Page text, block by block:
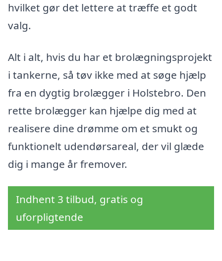
hvilket gør det lettere at træffe et godt
valg.
Alt i alt, hvis du har et brolægningsprojekt
i tankerne, så tøv ikke med at søge hjælp
fra en dygtig brolægger i Holstebro. Den
rette brolægger kan hjælpe dig med at
realisere dine drømme om et smukt og
funktionelt udendørsareal, der vil glæde
dig i mange år fremover.
Indhent 3 tilbud, gratis og
uforpligtende